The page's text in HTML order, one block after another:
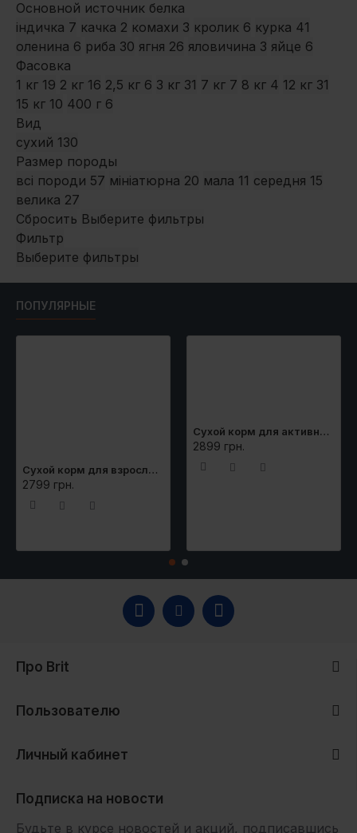
Основной источник белка
індичка 7 качка 2 комахи 3 кролик 6 курка 41
оленина 6 риба 30 ягня 26 яловичина 3 яйце 6
Фасовка
1 кг 19 2 кг 16 2,5 кг 6 3 кг 31 7 кг 7 8 кг 4 12 кг 31
15 кг 10 400 г 6
Вид
сухий 130
Размер породы
всі породи 57 мініатюрна 20 мала 11 середня 15
велика 27
Сбросить Выберите фильтры
Фильтр
Выберите фильтры
ПОПУЛЯРНЫЕ
Сухой корм для взрослых собак крупных пород (весом от 25 до 45 кг) Brit Premium Adult L 15 кг (курица)
2799 грн.
Сухой корм для активных собак всех пород Brit Premium Sport 15 кг (курица)
2899 грн.
Про Brit
Пользователю
Личный кабинет
Подписка на новости
Будьте в курсе новостей и акций, подписавшись